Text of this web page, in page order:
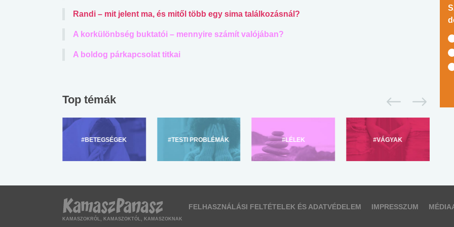
Randi – mit jelent ma, és mitől több egy sima találkozásnál?
A korkülönbség buktatói – mennyire számít valójában?
A boldog párkapcsolat titkai
Top témák
#BETEGSÉGEK #TESTI PROBLÉMÁK #LÉLEK #VÁGYAK
KAMASZOKRÓL, KAMASZOKTÓL, KAMASZOKNAK
FELHASZNÁLÁSI FELTÉTELEK ÉS ADATVÉDELEM IMPRESSZUM